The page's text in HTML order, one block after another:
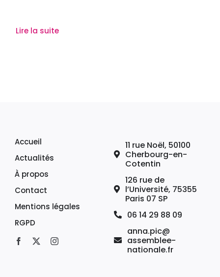
Lire la suite
Accueil
Actualités
À propos
Contact
Mentions légales
RGPD
11 rue Noël, 50100
Cherbourg-en-
Cotentin
126 rue de
l’Université, 75355
Paris 07 SP
06 14 29 88 09
anna.pic@
assemblee-
nationale.fr